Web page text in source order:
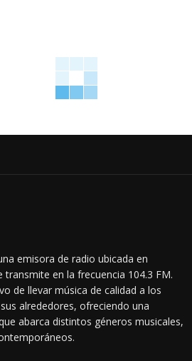
emisora de radio ubicada en
transmite en la frecuencia 104.3 FM.
de llevar música de calidad a los
alrededores, ofreciendo una
abarca distintos géneros musicales,